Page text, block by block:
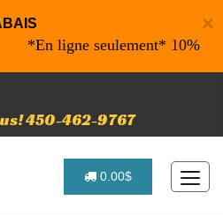
×
*En ligne seulement* 10% de
450-462-9767
0.00$